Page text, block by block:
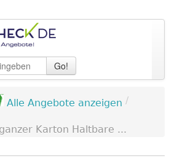
Go!
Alle Angebote anzeigen /
ganzer Karton Haltbare ...